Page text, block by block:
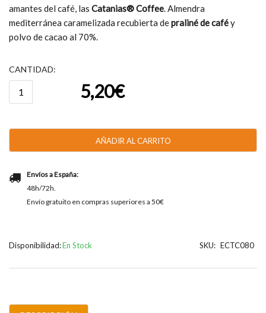
amantes del café, las Catanias® Coffee. Almendra
mediterránea caramelizada recubierta depraliné de caféy
polvo de cacao al 70%.
CANTIDAD:
Catanias®
Coffee
cantidad
5,20€
AÑADIR AL CARRITO
Envíos a España:
48h/72h.
Envío gratuito en compras superiores a 50€
Disponibilidad:En Stock SKU: ECTC080